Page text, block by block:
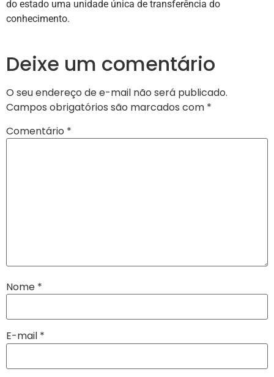
do estado uma unidade única de transferência do
conhecimento.
Deixe um comentário
O seu endereço de e-mail não será publicado.
Campos obrigatórios são marcados com *
Comentário *
Nome *
E-mail *